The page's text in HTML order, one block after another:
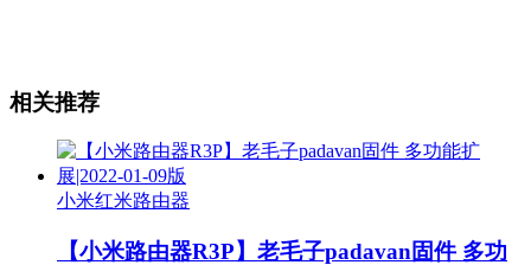
相关推荐
小米红米路由器
【小米路由器R3P】老毛子padavan固件 多功